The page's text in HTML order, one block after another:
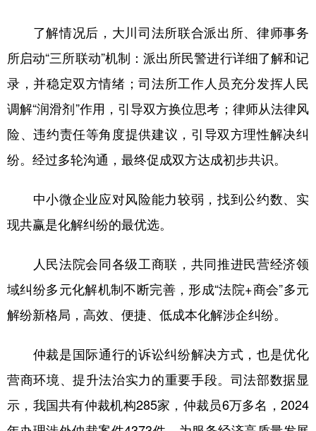
了解情况后，大川司法所联合派出所、律师事务
所启动“三所联动”机制：派出所民警进行详细了解和记
录，并稳定双方情绪；司法所工作人员充分发挥人民
调解“润滑剂”作用，引导双方换位思考；律师从法律风
险、违约责任等角度提供建议，引导双方理性解决纠
纷。经过多轮沟通，最终促成双方达成初步共识。
中小微企业应对风险能力较弱，找到公约数、实
现共赢是化解纠纷的最优选。
人民法院会同各级工商联，共同推进民营经济领
域纠纷多元化解机制不断完善，形成“法院+商会”多元
解纷新格局，高效、便捷、低成本化解涉企纠纷。
仲裁是国际通行的诉讼纠纷解决方式，也是优化
营商环境、提升法治实力的重要手段。司法部数据显
示，我国共有仲裁机构285家，仲裁员6万多名，2024